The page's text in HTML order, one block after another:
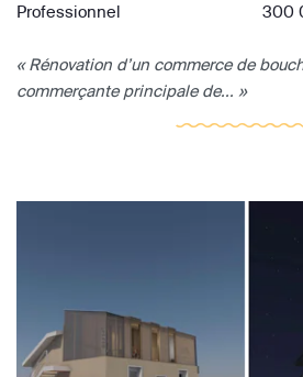
Professionnel
300
« Rénovation d’un commerce de
commerçante principale de... »